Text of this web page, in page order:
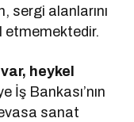
sergi alanlarını
etmemektedir.
heykel
İş Bankası’nın
sanat